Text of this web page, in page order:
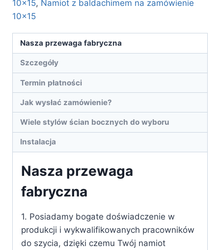
10x15, Namiot z baldachimem na zamówienie
10x15
Nasza przewaga fabryczna
Szczegóły
Termin płatności
Jak wysłać zamówienie?
Wiele stylów ścian bocznych do wyboru
Instalacja
Nasza przewaga
fabryczna
1. Posiadamy bogate doświadczenie w
produkcji i wykwalifikowanych pracowników
do szycia, dzięki czemu Twój namiot